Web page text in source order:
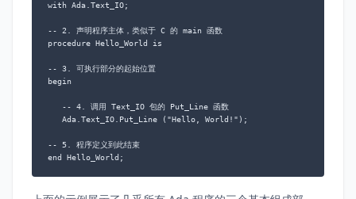
with Ada.Text_IO;
-- 2. 声明程序主体，类似于 C 的 main 函数
procedure Hello_World is
-- 3. 可执行部分的起始位置
begin
   -- 4. 调用 Text_IO 包的 Put_Line 函数
   Ada.Text_IO.Put_Line ("Hello, World!");
-- 5. 程序定义到此结束
end Hello_World;